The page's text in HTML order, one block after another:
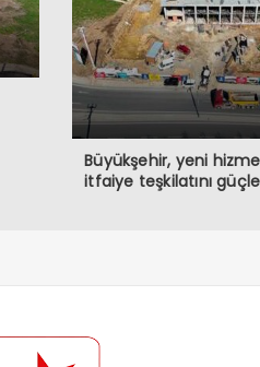
Büyükşehir, yeni
itfaiye teşkilatını